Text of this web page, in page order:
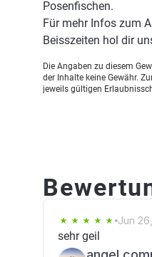
Posenfischen.
Für mehr Infos zum
Beisszeiten hol dir
Die Angaben zu diesem
der Inhalte keine Gewähr.
jeweils gültigen
Jun
sehr geil